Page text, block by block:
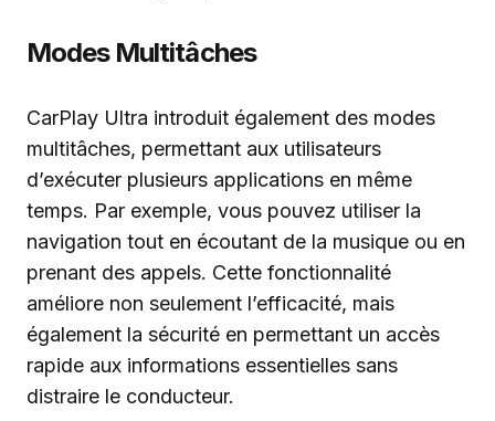
Modes Multitâches
CarPlay Ultra introduit également des modes
multitâches, permettant aux utilisateurs
d’exécuter plusieurs applications en même
temps. Par exemple, vous pouvez utiliser la
navigation tout en écoutant de la musique ou en
prenant des appels. Cette fonctionnalité
améliore non seulement l’efficacité, mais
également la sécurité en permettant un accès
rapide aux informations essentielles sans
distraire le conducteur.